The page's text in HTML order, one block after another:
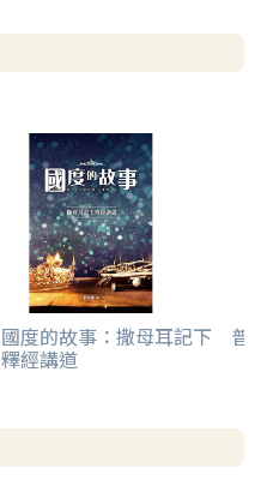
國度的故事：撒母耳記下
釋經講道
普